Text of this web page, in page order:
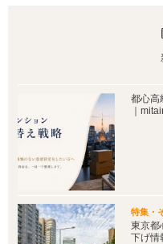
都心高
｜
特集・
東京都
下げ情